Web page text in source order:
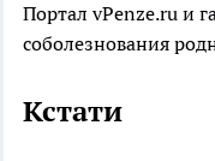
Портал vPenze.ru и
соболезнования
Кстати